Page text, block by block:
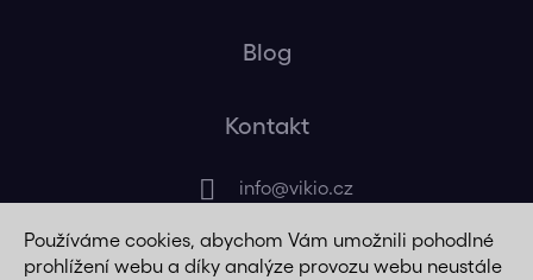
Používáme cookies, abychom Vám umožnili pohodlné
prohlížení webu a díky analýze provozu webu neustále
Blog
Kontakt
info@vikio.cz
+420 725 320 508